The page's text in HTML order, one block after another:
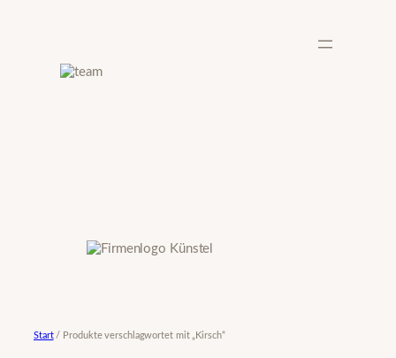
Start/ Produkte verschlagwortet mit „Kirsch“